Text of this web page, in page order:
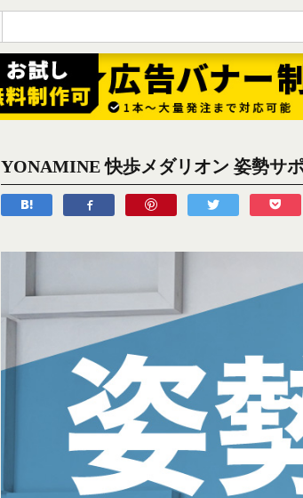
YONAMINE 快歩メダリオン 姿勢サ